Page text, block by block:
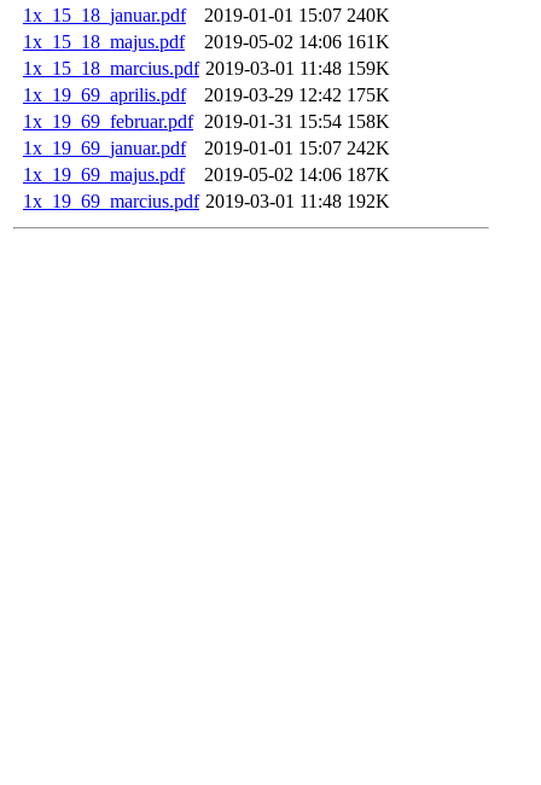
1x_15_18_januar.pdf
2019-01-01 15:07 240K
1x_15_18_majus.pdf
2019-05-02 14:06 161K
1x_15_18_marcius.pdf 2019-03-01 11:48 159K
1x_19_69_aprilis.pdf
2019-03-29 12:42 175K
1x_19_69_februar.pdf 2019-01-31 15:54 158K
1x_19_69_januar.pdf
2019-01-01 15:07 242K
1x_19_69_majus.pdf
2019-05-02 14:06 187K
1x_19_69_marcius.pdf 2019-03-01 11:48 192K